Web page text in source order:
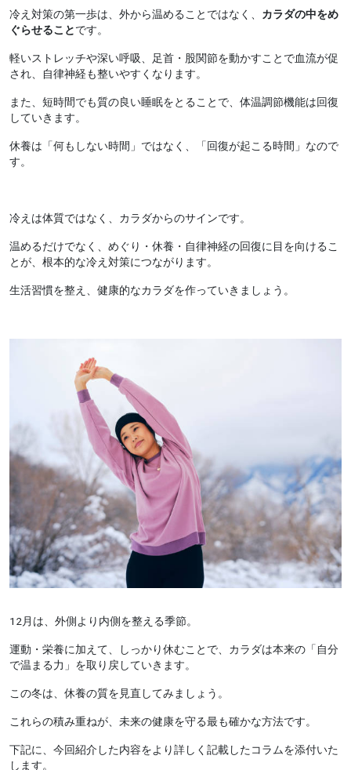
冷え対策の第一歩は、外から温めることではなく、 カラダの中をめ
ぐらせることです。
軽いストレッチや深い呼吸、足首・股関節を動かすことで血流が促
され、自律神経も整いやすくなります。
また、短時間でも質の良い睡眠をとることで、体温調節機能は回復
していきます。
休養は「何もしない時間」ではなく、「回復が起こる時間」なので
す。
冷えは体質ではなく、カラダからのサインです。
温めるだけでなく、めぐり・休養・自律神経の回復に目を向けるこ
とが、根本的な冷え対策につながります。
生活習慣を整え、健康的なカラダを作っていきましょう。
12月は、外側より内側を整える季節。
運動・栄養に加えて、しっかり休むことで、カラダは本来の「自分
で温まる力」を取り戻していきます。
この冬は、休養の質を見直してみましょう。
これらの積み重ねが、未来の健康を守る最も確かな方法です。
下記に、今回紹介した内容をより詳しく記載したコラムを添付いた
します。